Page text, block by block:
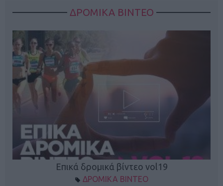
ΔΡΟΜΙΚΑ ΒΙΝΤΕΟ
Επικά δρομικά βίντεο vol19
ΔΡΟΜΙΚΑ ΒΙΝΤΕΟ